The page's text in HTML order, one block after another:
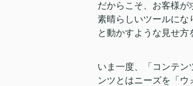
だからこそ、お客様が
素晴らしいツールにな
と動かすような見せ方
いま一度、「コンテン
ンツとはニーズを「ウ